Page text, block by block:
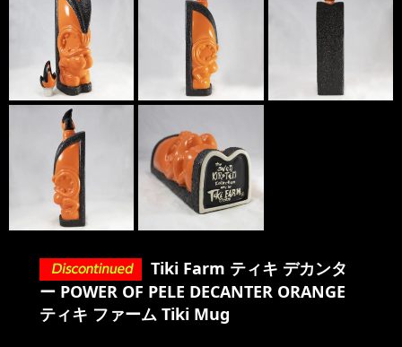
Tiki Farm ティキ デカンタ
ー POWER OF PELE DECANTER ORANGE
ティキ ファーム Tiki Mug